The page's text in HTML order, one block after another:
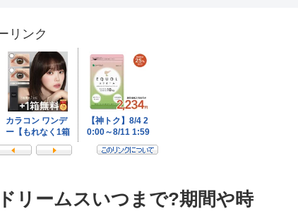
リンク
リームスいつまで?期間や時